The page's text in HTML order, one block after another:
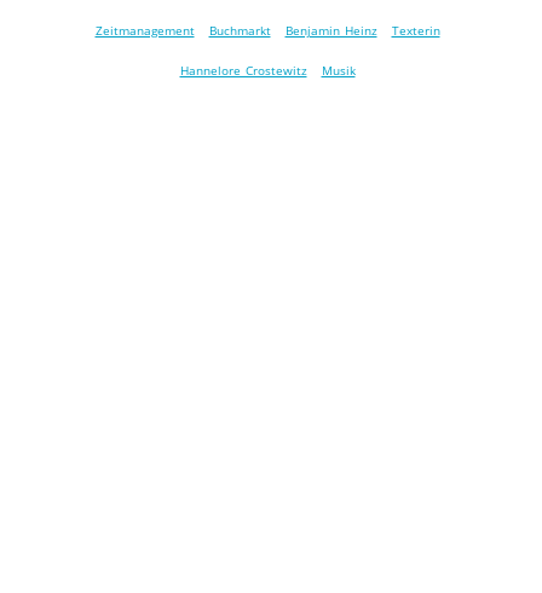
Zeitmanagement Buchmarkt Benjamin Heinz Texterin
Hannelore Crostewitz Musik